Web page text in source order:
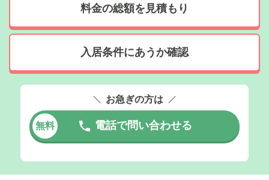
料金の総額を見積もり
入居条件にあうか確認
お急ぎの方は
無料 電話で問い合わせる